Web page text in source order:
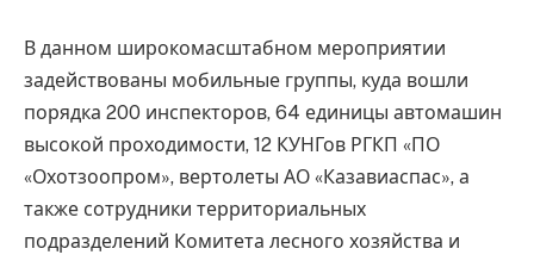
В данном широкомасштабном мероприятии
задействованы мобильные группы, куда вошли
порядка 200 инспекторов, 64 единицы автомашин
высокой проходимости, 12 КУНГов РГКП «ПО
«Охотзоопром», вертолеты АО «Казавиаспас», а
также сотрудники территориальных
подразделений Комитета лесного хозяйства и